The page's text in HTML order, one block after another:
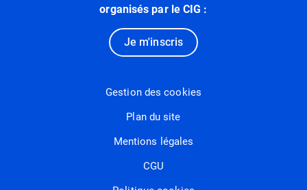
organisés par le CIG :
Je m'inscris
Gestion des cookies
Plan du site
Mentions légales
CGU